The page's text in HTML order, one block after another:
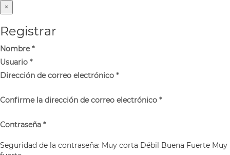
×
Registrar
Nombre*
Usuario *
Dirección de correo electrónico *
Confirme la dirección de correo electrónico *
Contraseña *
Seguridad de la contraseña: Muy corta Débil Buena Fuerte Muy